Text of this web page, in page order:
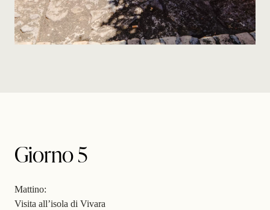
Giorno 5
Mattino:
Visita all’isola di Vivara